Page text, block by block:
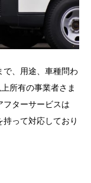
、用途、車種問わ
所有の事業者さま
ターサービスは
持って対応しており